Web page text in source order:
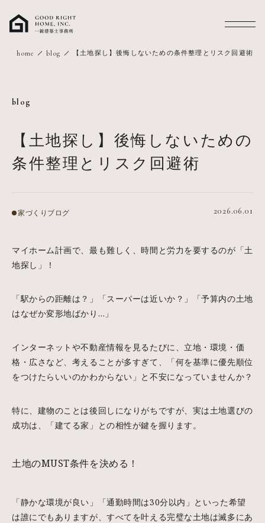
home blog 【土地探し】後悔しないための条件整理とリスク回避術
【土地探し】後悔しないための
条件整理とリスク回避術
blog
家づくりブログ 2026.06.01
マイホーム計画で、最も難しく、時間と労力を要するのが「土
地探し」！
「駅からの距離は？」「スーパーは近いか？」「予算内の土地
はなぜか変形地ばかり…」
インターネットや不動産情報を見るたびに、立地・環境・価
格・広さなど、考えることが多すぎて、「何を基準に優先順位
をつけたらいいのかわからない」と不安になっていませんか？
特に、建物のことは後回しになりがちですが、実は土地選びの
成功は、「建てる家」との相性が鍵を握ります。
土地のMUST条件を決める！
「静かな環境が良い」「通勤時間は30分以内」といった希望
は誰にでもありますが、すべてを叶える完璧な土地は滅多にあ